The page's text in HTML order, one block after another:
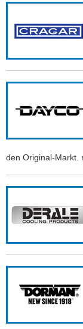
den Original-Markt.